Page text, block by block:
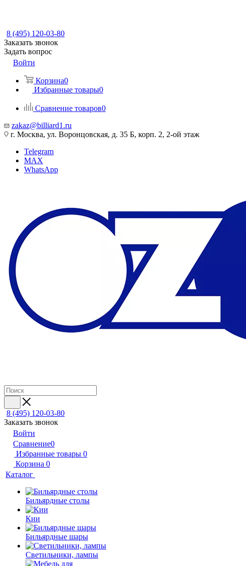
8 (495) 120-03-80
Заказать звонок
Задать вопрос
Войти
Корзина0
Избранные товары0
Сравнение товаров0
zakaz@billiard1.ru
г. Москва, ул. Воронцовская, д. 35 Б, корп. 2, 2-ой этаж
Telegram
MAX
WhatsApp
8 (495) 120-03-80
Заказать звонок
Войти
Сравнение0
Избранные товары 0
Корзина 0
Каталог
Бильярдные столы
Кии
Бильярдные шары
Светильники, лампы